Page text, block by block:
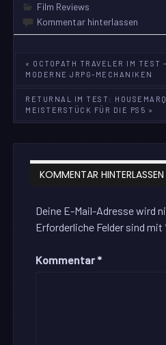
Film Reviews
Kommentar hinterlassen
« OCTOPATH TRAVELER IM TEST
MODERNE JRPG-MECHANIKEN
RETURNAL IM TEST:
MEISTERSTÜCK FÜR DIE PS5 »
KOMMENTAR HINTERLASSEN
Deine E-Mail-Adresse wird
Erforderliche Felder sind mit
Kommentar *